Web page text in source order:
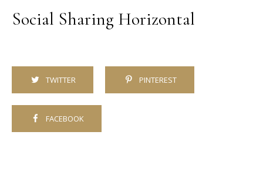
Social Sharing Horizontal
TWITTER PINTEREST
FACEBOOK